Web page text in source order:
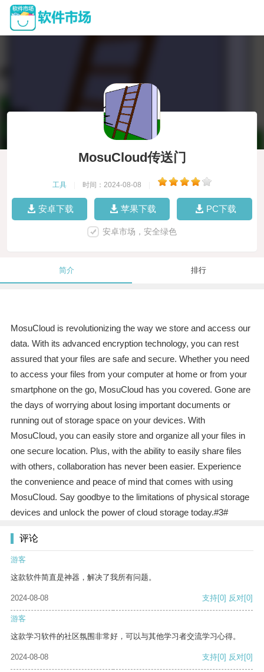
MosuCloud传送门
工具 时间：2024-08-08
安卓下载 苹果下载 PC下载
安卓市场，安全绿色
简介 排行
MosuCloud is revolutionizing the way we store and access our
data. With its advanced encryption technology, you can rest
assured that your files are safe and secure. Whether you need
to access your files from your computer at home or from your
smartphone on the go, MosuCloud has you covered. Gone are
the days of worrying about losing important documents or
running out of storage space on your devices. With
MosuCloud, you can easily store and organize all your files in
one secure location. Plus, with the ability to easily share files
with others, collaboration has never been easier. Experience
the convenience and peace of mind that comes with using
MosuCloud. Say goodbye to the limitations of physical storage
devices and unlock the power of cloud storage today.#3#
评论
游客
这款软件简直是神器，解决了我所有问题。
2024-08-08 支持[0] 反对[0]
游客
这款学习软件的社区氛围非常好，可以与其他学习者交流学习心得。
2024-08-08 支持[0] 反对[0]